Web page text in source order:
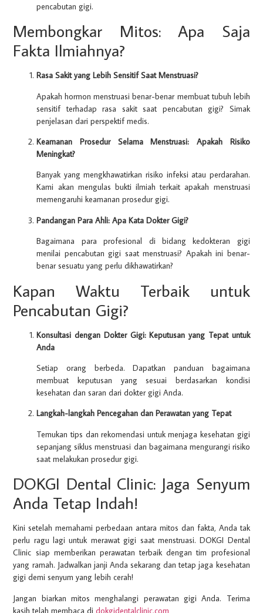
pencabutan gigi.
Membongkar Mitos: Apa Saja
Fakta Ilmiahnya?
Rasa Sakit yang Lebih Sensitif Saat Menstruasi?
Apakah hormon menstruasi benar-benar membuat tubuh lebih
sensitif terhadap rasa sakit saat pencabutan gigi? Simak
penjelasan dari perspektif medis.
Keamanan Prosedur Selama Menstruasi: Apakah Risiko
Meningkat?
Banyak yang mengkhawatirkan risiko infeksi atau perdarahan.
Kami akan mengulas bukti ilmiah terkait apakah menstruasi
memengaruhi keamanan prosedur gigi.
Pandangan Para Ahli: Apa Kata Dokter Gigi?
Bagaimana para profesional di bidang kedokteran gigi
menilai pencabutan gigi saat menstruasi? Apakah ini benar-
benar sesuatu yang perlu dikhawatirkan?
Kapan Waktu Terbaik untuk
Pencabutan Gigi?
Konsultasi dengan Dokter Gigi: Keputusan yang Tepat untuk
Anda
Setiap orang berbeda. Dapatkan panduan bagaimana
membuat keputusan yang sesuai berdasarkan kondisi
kesehatan dan saran dari dokter gigi Anda.
Langkah-langkah Pencegahan dan Perawatan yang Tepat
Temukan tips dan rekomendasi untuk menjaga kesehatan gigi
sepanjang siklus menstruasi dan bagaimana mengurangi risiko
saat melakukan prosedur gigi.
DOKGI Dental Clinic: Jaga Senyum
Anda Tetap Indah!
Kini setelah memahami perbedaan antara mitos dan fakta, Anda tak
perlu ragu lagi untuk merawat gigi saat menstruasi. DOKGI Dental
Clinic siap memberikan perawatan terbaik dengan tim profesional
yang ramah. Jadwalkan janji Anda sekarang dan tetap jaga kesehatan
gigi demi senyum yang lebih cerah!
Jangan biarkan mitos menghalangi perawatan gigi Anda. Terima
kasih telah membaca didokgidentalclinic.com